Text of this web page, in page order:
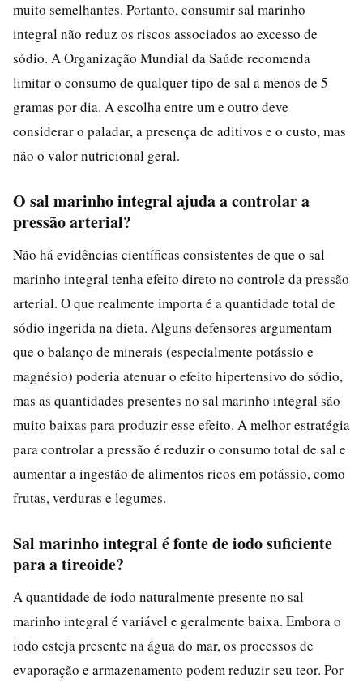
muito semelhantes. Portanto, consumir sal marinho
integral não reduz os riscos associados ao excesso de
sódio. A Organização Mundial da Saúde recomenda
limitar o consumo de qualquer tipo de sal a menos de 5
gramas por dia. A escolha entre um e outro deve
considerar o paladar, a presença de aditivos e o custo, mas
não o valor nutricional geral.
O sal marinho integral ajuda a controlar a
pressão arterial?
Não há evidências científicas consistentes de que o sal
marinho integral tenha efeito direto no controle da pressão
arterial. O que realmente importa é a quantidade total de
sódio ingerida na dieta. Alguns defensores argumentam
que o balanço de minerais (especialmente potássio e
magnésio) poderia atenuar o efeito hipertensivo do sódio,
mas as quantidades presentes no sal marinho integral são
muito baixas para produzir esse efeito. A melhor estratégia
para controlar a pressão é reduzir o consumo total de sal e
aumentar a ingestão de alimentos ricos em potássio, como
frutas, verduras e legumes.
Sal marinho integral é fonte de iodo suficiente
para a tireoide?
A quantidade de iodo naturalmente presente no sal
marinho integral é variável e geralmente baixa. Embora o
iodo esteja presente na água do mar, os processos de
evaporação e armazenamento podem reduzir seu teor. Por